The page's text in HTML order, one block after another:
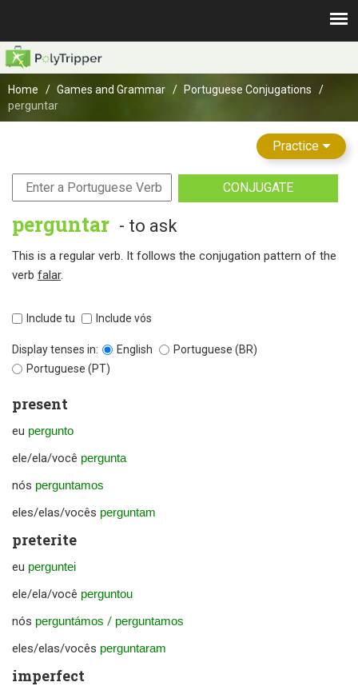
Home Games and Grammar
Portuguese Conjugations
perguntar
Practice
CONJUGATE
perguntar - to ask
This is a regular verb. It follows the conjugation pattern of the
verb falar.
Include tu Include vós
Display tenses in: English
Portuguese (BR)
Portuguese (PT)
present
eu pergunto
ele/ela/você pergunta
nós perguntamos
eles/elas/vocês perguntam
preterite
eu perguntei
ele/ela/você perguntou
nós perguntámos / perguntamos
eles/elas/vocês perguntaram
imperfect